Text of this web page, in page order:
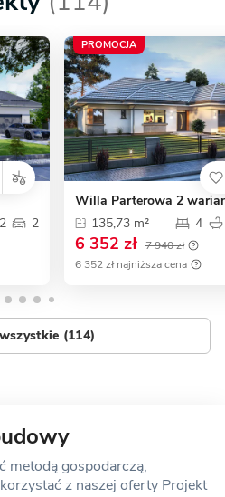
2 2
PROMOCJA
Willa Parterowa 2
135,73 m²
4
6 352 zł 7 940 zł
6 352 zł najniższa cena
(114)
metodą gospodarczą,
z naszej oferty Projekt